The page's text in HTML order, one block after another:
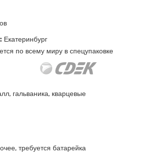
Екатеринбург
по всему миру в спецупаковке
гальваника, кварцевые
требуется батарейка